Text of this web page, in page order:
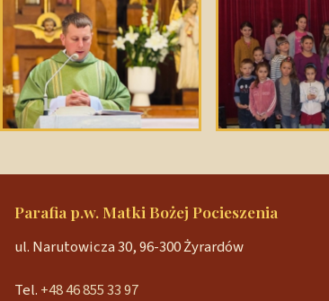
Parafia p.w. Matki Bożej Pocieszenia
ul. Narutowicza 30, 96-300 Żyrardów
Tel. +48 46 855 33 97